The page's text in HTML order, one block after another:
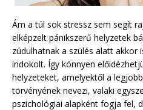
Ám a túl sok stressz sem segít
elképzelt pánikszerű helyzetek
zúdulhatnak a szülés alatt akkor
indokolt. Így könnyen
helyzeteket, amelyektől a
törvényének nevezi, valaki
pszichológiai alapként fogja fel,